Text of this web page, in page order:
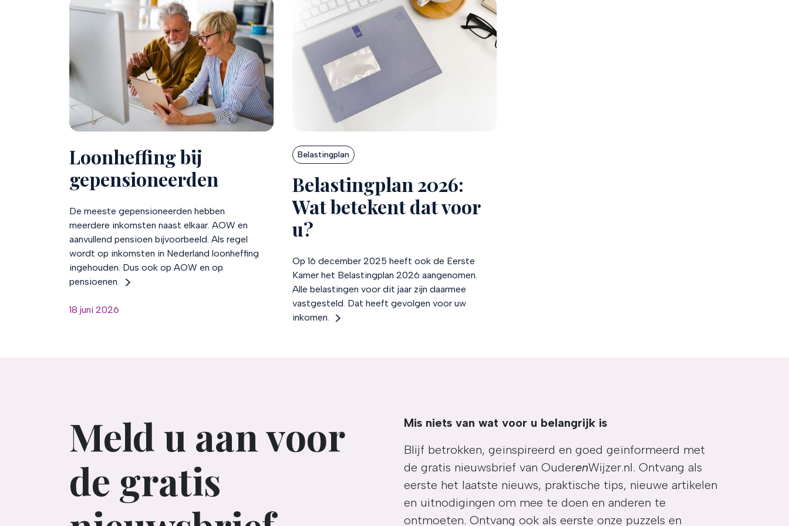
Loonheffing bij
gepensioneerden
De meeste gepensioneerden hebben
meerdere inkomsten naast elkaar. AOW en
aanvullend pensioen bijvoorbeeld. Als regel
wordt op inkomsten in Nederland loonheffing
ingehouden. Dus ook op AOW en op
pensioenen.
18 juni 2026
Belastingplan
Belastingplan 2026:
Wat betekent dat voor
u?
Op 16 december 2025 heeft ook de Eerste
Kamer het Belastingplan 2026 aangenomen.
Alle belastingen voor dit jaar zijn daarmee
vastgesteld. Dat heeft gevolgen voor uw
inkomen.
Meld u aan voor
de gratis
Mis niets van wat voor u belangrijk is
Blijf betrokken, geïnspireerd en goed geïnformeerd met
de gratis nieuwsbrief van OuderenWijzer.nl. Ontvang als
eerste het laatste nieuws, praktische tips, nieuwe artikelen
en uitnodigingen om mee te doen en anderen te
ontmoeten. Ontvang ook als eerste onze puzzels en